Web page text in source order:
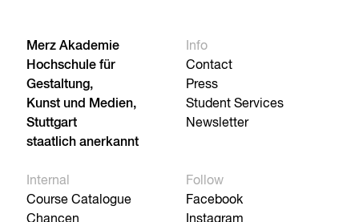
Merz Akademie
Hochschule für
Gestaltung,
Kunst und Medien,
Stuttgart
staatlich anerkannt
Info
Contact
Press
Student Services
Newsletter
Internal
Course Catalogue
Chancen
Follow
Facebook
Instagram